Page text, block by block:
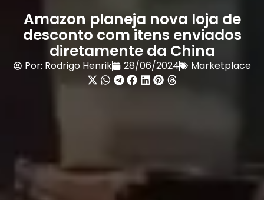
Amazon planeja nova loja de
desconto com itens enviados
diretamente da China
Por: Rodrigo Henrik 28/06/2024 Marketplace